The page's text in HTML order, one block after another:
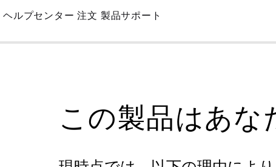
Skip
Main
ヘルプセンター 注文 製品サポート
この製品はあ